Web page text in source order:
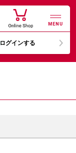
MENU
ログインする